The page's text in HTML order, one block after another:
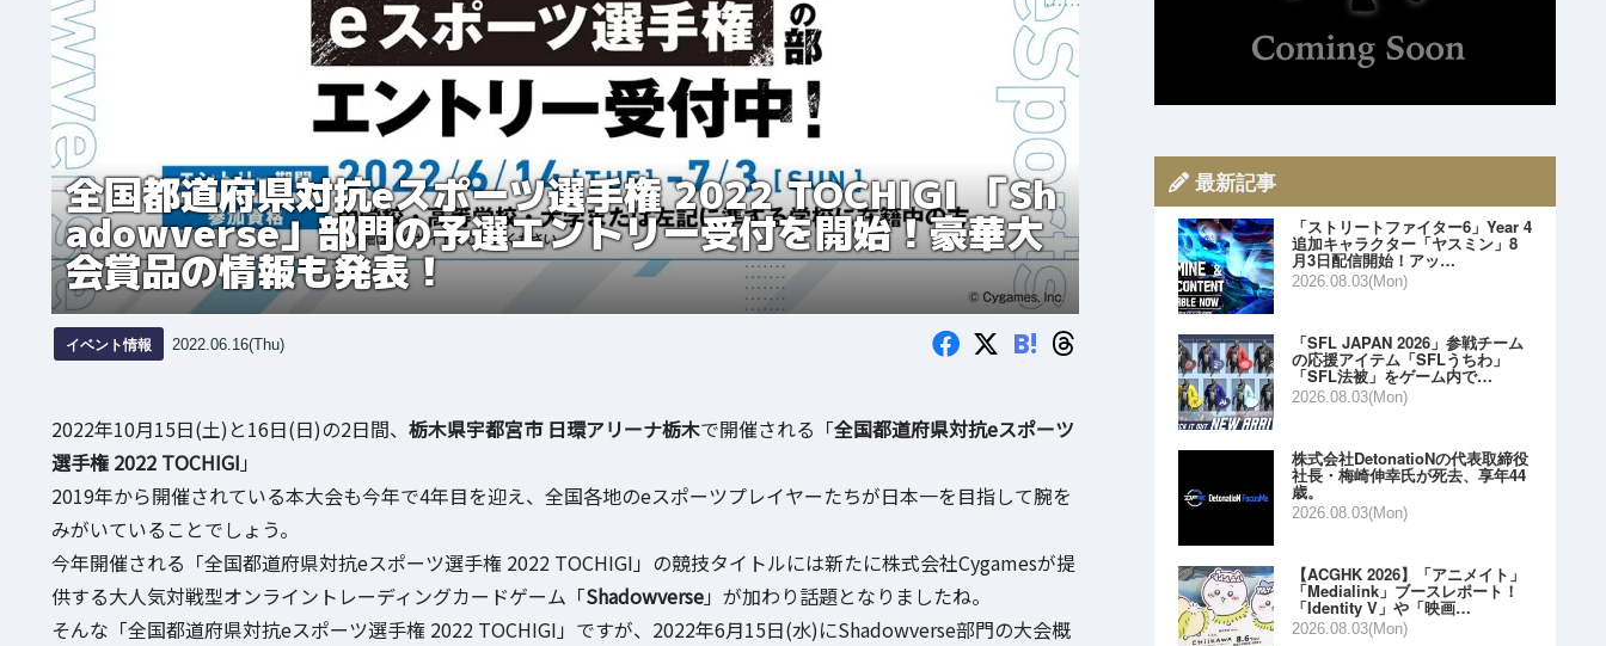
全国都道府県対抗eスポーツ選手権 2022 TOCHIGI 「Sh
adowverse」部門の予選エントリー受付を開始！豪華大
会賞品の情報も発表！
イベント情報 2022.06.16(Thu) B!
2022年10月15日(土)と16日(日)の2日間、 栃木県宇都宮市 日環アリーナ栃木で開催される「全国都道府県対抗eスポーツ
選手権 2022 TOCHIGI 」
2019年から開催されている本大会も今年で4年目を迎え、全国各地のeスポーツプレイヤーたちが日本一を目指して腕を
みがいていることでしょう。
今年開催される「全国都道府県対抗eスポーツ選手権 2022 TOCHIGI」の競技タイトルには新たに株式会社Cygamesが提
供する大人気対戦型オンライントレーディングカードゲーム「Shadowverse」が加わり話題となりましたね。
そんな「全国都道府県対抗eスポーツ選手権 2022 TOCHIGI」ですが、2022年6月15日(水)にShadowverse部門の大会概
最新記事
「ストリートファイター6」Year 4
追加キャラクター「ヤスミン」8
月3日配信開始！アッ…
2026.08.03(Mon)
「SFL JAPAN 2026」参戦チーム
の応援アイテム「SFLうちわ」
「SFL法被」をゲーム内で…
2026.08.03(Mon)
株式会社DetonatioNの代表取締役
社長・梅崎伸幸氏が死去、享年44
歳。
2026.08.03(Mon)
【ACGHK 2026】「アニメイト」
「Medialink」ブースレポート！
「Identity V」や「映画…
2026.08.03(Mon)